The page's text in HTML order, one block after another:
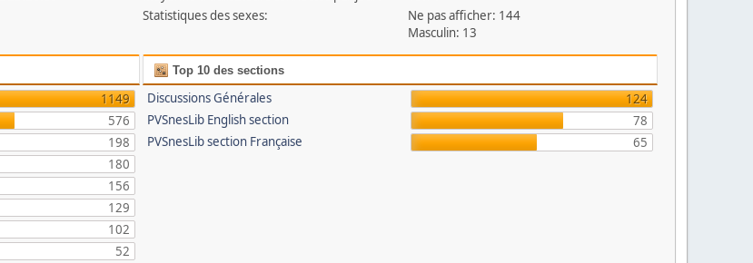
Statistiques des sexes:
Ne pas afficher: 144
Masculin: 13
1149
576
198
180
156
129
102
52
Top 10 des sections
Discussions Générales
124
PVSnesLib English section
78
PVSnesLib section Française
65